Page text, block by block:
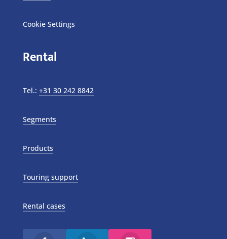
Cookie Settings
Rental
Tel.: +31 30 242 8842
Segments
Products
Touring support
Rental cases